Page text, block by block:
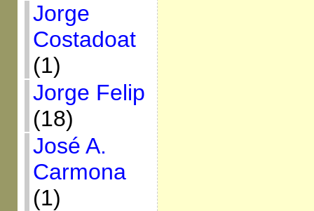
Jorge
Costadoat
(1)
Jorge Felip
(18)
José A.
Carmona
(1)